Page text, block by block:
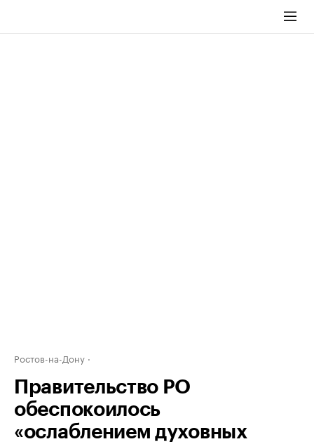
Ростов-на-Дону
Правительство РО
обеспокоилось
«ослаблением духовных